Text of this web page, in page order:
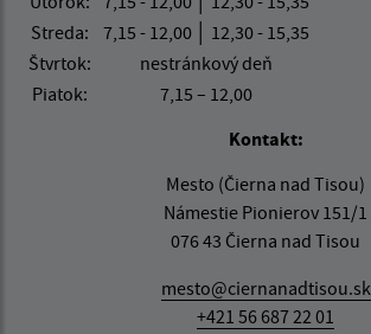
Streda:
7,15 - 12,00 │ 12,30 - 15,35
Štvrtok:
nestránkový deň
Piatok:
7,15 – 12,00
Kontakt:
Mesto (Čierna nad Tisou)
Námestie Pionierov 151/1
076 43 Čierna nad Tisou
mesto@ciernanadtisou.sk
+421 56 687 22 01